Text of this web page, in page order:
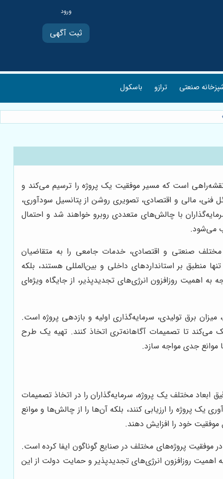
ثبت آگهی
صنعتی ترازو باسکول
است که مسیر موفقیت یک پروژه را ترسیم می‌کند و
فنی، مالی و اقتصادی، تصویری روشن از پتانسیل سودآوری،
با چالش‌های متعددی روبرو خواهند شد و احتمال
می‌شود.
صنعتی و اقتصادی، خدمات جامعی را به متقاضیان
بر استانداردهای داخلی و بین‌المللی هستند، بلکه
اهمیت روزافزون انرژی‌های تجدیدپذیر، از جایگاه ویژه‌ای
میزان برق تولیدی، سرمایه‌گذاری اولیه و بازدهی پروژه است.
می‌کند تا تصمیمات آگاهانه‌تری اتخاذ کنند. تهیه یک طرح
موانع جدی مواجه سازد.
مختلف یک پروژه، سرمایه‌گذاران را در اتخاذ تصمیمات
پروژه را ارزیابی کنند، بلکه آن‌ها را از چالش‌ها و موانع
موفقیت خود را افزایش دهند.
موفقیت پروژه‌های مختلف در صنایع گوناگون ایفا کرده است.
اهمیت روزافزون انرژی‌های تجدیدپذیر و حمایت دولت از این